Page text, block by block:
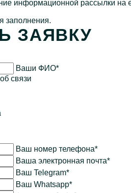
информационной рассылки на
заполнения.
ЗАЯВКУ
Ваши ФИО*
связи
Ваш номер телефона*
Ваша электронная почта*
Ваш Telegram*
Ваш Whatsapp*